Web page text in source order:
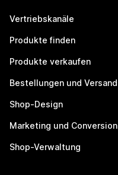
Vertriebskanäle
Produkte finden
Produkte verkaufen
Bestellungen und Versand
Shop-Design
Marketing und Conversion
Shop-Verwaltung